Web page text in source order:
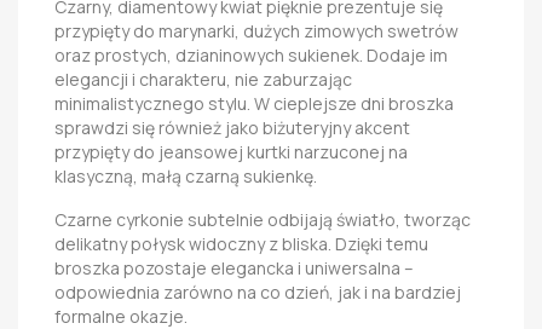
Czarny, diamentowy kwiat pięknie prezentuje się
przypięty do marynarki, dużych zimowych swetrów
oraz prostych, dzianinowych sukienek. Dodaje im
elegancji i charakteru, nie zaburzając
minimalistycznego stylu. W cieplejsze dni broszka
sprawdzi się również jako biżuteryjny akcent
przypięty do jeansowej kurtki narzuconej na
klasyczną, małą czarną sukienkę.
Czarne cyrkonie subtelnie odbijają światło, tworząc
delikatny połysk widoczny z bliska. Dzięki temu
broszka pozostaje elegancka i uniwersalna –
odpowiednia zarówno na co dzień, jak i na bardziej
formalne okazje.